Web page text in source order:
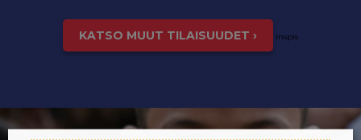
KATSO MUUT TILAISUUDET › inspis